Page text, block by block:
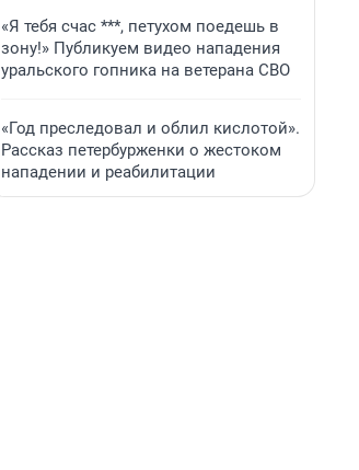
«Я тебя счас ***, петухом поедешь в
зону!» Публикуем видео нападения
уральского гопника на ветерана СВО
«Год преследовал и облил кислотой».
Рассказ петербурженки о жестоком
нападении и реабилитации